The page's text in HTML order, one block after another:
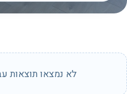
לא נמצאו תוצאות